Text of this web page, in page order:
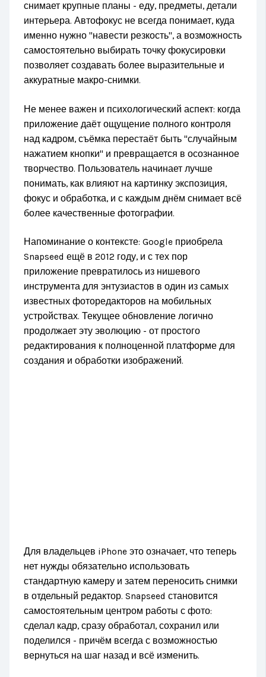
снимает крупные планы - еду, предметы, детали
интерьера. Автофокус не всегда понимает, куда
именно нужно "навести резкость", а возможность
самостоятельно выбирать точку фокусировки
позволяет создавать более выразительные и
аккуратные макро-снимки.
Не менее важен и психологический аспект: когда
приложение даёт ощущение полного контроля
над кадром, съёмка перестаёт быть "случайным
нажатием кнопки" и превращается в осознанное
творчество. Пользователь начинает лучше
понимать, как влияют на картинку экспозиция,
фокус и обработка, и с каждым днём снимает всё
более качественные фотографии.
Напоминание о контексте: Google приобрела
Snapseed ещё в 2012 году, и с тех пор
приложение превратилось из нишевого
инструмента для энтузиастов в один из самых
известных фоторедакторов на мобильных
устройствах. Текущее обновление логично
продолжает эту эволюцию - от простого
редактирования к полноценной платформе для
создания и обработки изображений.
Для владельцев iPhone это означает, что теперь
нет нужды обязательно использовать
стандартную камеру и затем переносить снимки
в отдельный редактор. Snapseed становится
самостоятельным центром работы с фото:
сделал кадр, сразу обработал, сохранил или
поделился - причём всегда с возможностью
вернуться на шаг назад и всё изменить.